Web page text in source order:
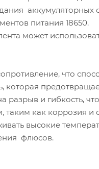
питания 18650.
может
что
которая
и гибкость,
как коррозия и
высокие
флюсов.